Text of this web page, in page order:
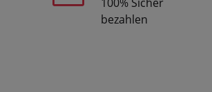
bezahlen